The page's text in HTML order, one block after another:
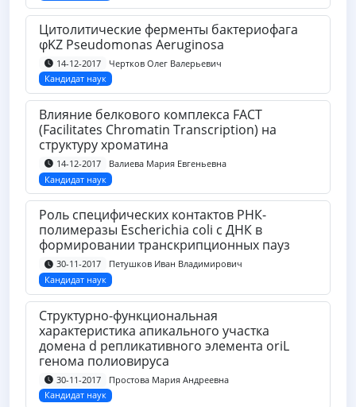
Цитолитические ферменты бактериофага
φKZ Pseudomonas Aeruginosa
14-12-2017
Чертков Олег Валерьевич
Кандидат наук
Влияние белкового комплекса FACT
(Facilitates Chromatin Transcription) на
структуру хроматина
14-12-2017
Валиева Мария Евгеньевна
Кандидат наук
Роль специфических контактов РНК-
полимеразы Escherichia coli с ДНК в
формировании транскрипционных пауз
30-11-2017
Петушков Иван Владимирович
Кандидат наук
Структурно-функциональная
характеристика апикального участка
домена d репликативного элемента oriL
генома полиовируса
30-11-2017
Простова Мария Андреевна
Кандидат наук